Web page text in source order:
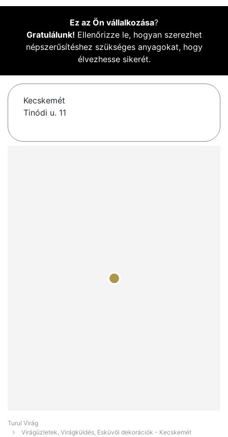
Ez az Ön vállalkozása?
Gratulálunk! Ellenőrizze le, hogyan szerezhet
népszerűsítéshez szükséges anyagokat, hogy
élvezhesse sikerét.
Kecskemét
Tinódi u. 11
Turul Virág
Virágüzletek, Virágküldés, Esküvői dekorációk - Kecskemét